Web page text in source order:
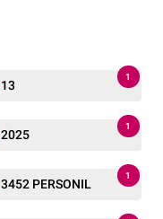
13
1
2025
1
3452 PERSONIL
1